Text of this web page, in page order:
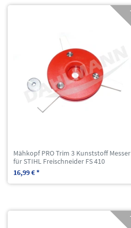
Mähkopf PRO Trim 3 Kunststoff Messer
für STIHL Freischneider FS 410
16,99 € *